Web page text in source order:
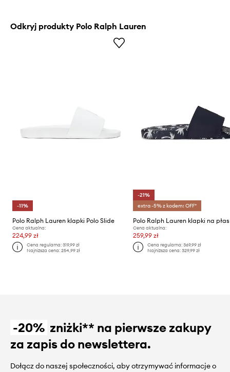
Odkryj produkty Polo Ralph Lauren
-11%
Polo Ralph Lauren klapki Polo Slide
Cena aktualna:
224,99 zł
Cena regularna:319,99 zł
Najniższa cena:254,99 zł
-21%
extra -5% z kodem: OFF*
Cena aktualna:
259,99 zł
Cena regularna: 369,99 zł
Najniższa cena: 329,99 zł
-20% zniżki** na pierwsze zakupy
za zapis do newslettera.
Dołącz do naszej społeczności, aby otrzymywać informacje o